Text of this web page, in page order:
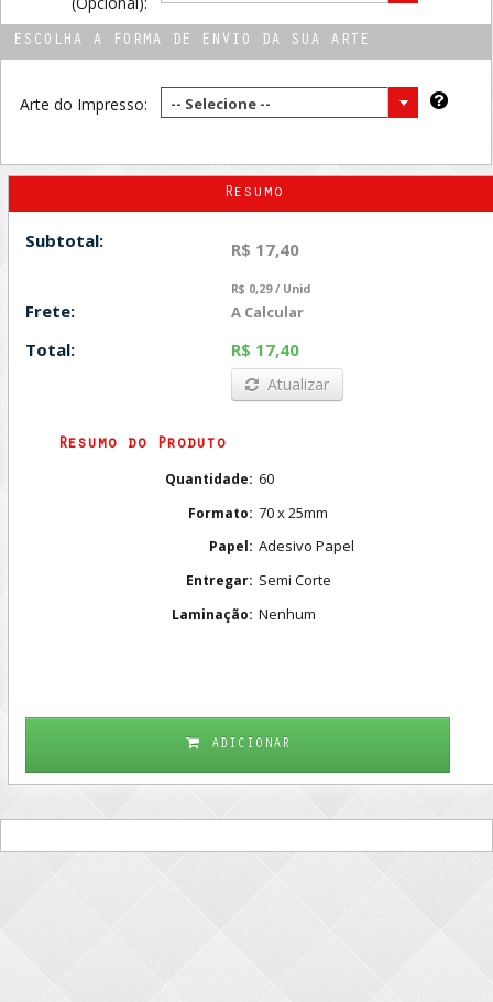
ESCOLHA A FORMA DE ENVIO DA SUA ARTE
Arte do Impresso: -- Selecione --
Resumo
Subtotal: R$ 17,40
R$ 0,29 / Unid
Frete: A Calcular
Total: R$ 17,40
Atualizar
Resumo do Produto
Quantidade: 60
Formato: 70 x 25mm
Papel: Adesivo Papel
Entregar: Semi Corte
Laminação: Nenhum
ADICIONAR